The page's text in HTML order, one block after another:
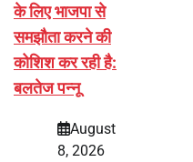
के लिए भाजपा से
समझौता करने की
कोशिश कर रही है:
बलतेज पन्नू
August
8, 2026